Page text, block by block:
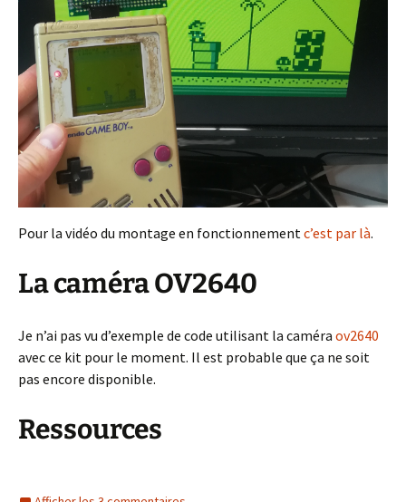
Pour la vidéo du montage en fonctionnementc’est par là.
La caméra OV2640
Je n’ai pas vu d’exemple de code utilisant la caméra ov2640
avec ce kit pour le moment. Il est probable que ça ne soit
pas encore disponible.
Ressources